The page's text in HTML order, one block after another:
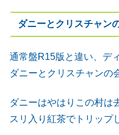
ダニーとクリスチャン
通常盤R15版と違い、デ
ダニーとクリスチャンの
ダニーはやはりこの村は
スリ入り紅茶でトリップ